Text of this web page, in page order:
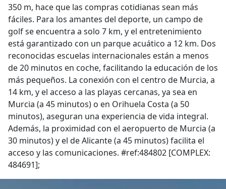
350 m, hace que las compras cotidianas sean más
fáciles. Para los amantes del deporte, un campo de
golf se encuentra a solo 7 km, y el entretenimiento
está garantizado con un parque acuático a 12 km. Dos
reconocidas escuelas internacionales están a menos
de 20 minutos en coche, facilitando la educación de los
más pequeños. La conexión con el centro de Murcia, a
14 km, y el acceso a las playas cercanas, ya sea en
Murcia (a 45 minutos) o en Orihuela Costa (a 50
minutos), aseguran una experiencia de vida integral.
Además, la proximidad con el aeropuerto de Murcia (a
30 minutos) y el de Alicante (a 45 minutos) facilita el
acceso y las comunicaciones. #ref:484802 [COMPLEX:
484691];